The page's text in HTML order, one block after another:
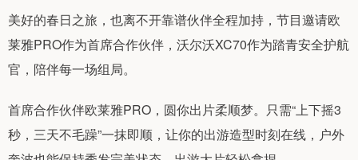
美好的春日之旅，也离不开靠谱伙伴全程加持，节目邀请欧
莱雅PRO作为首席合作伙伴，沃尔沃XC70作为踏青安全护航
官，陪伴每一场组局。
首席合作伙伴欧莱雅PRO，圆你出片柔顺梦。只需“上下摇3
秒，三天不毛躁”一抹即顺，让你的出游造型时刻在线，户外